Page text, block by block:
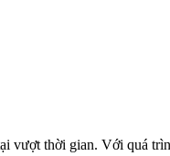
vượt thời gian. Với quá